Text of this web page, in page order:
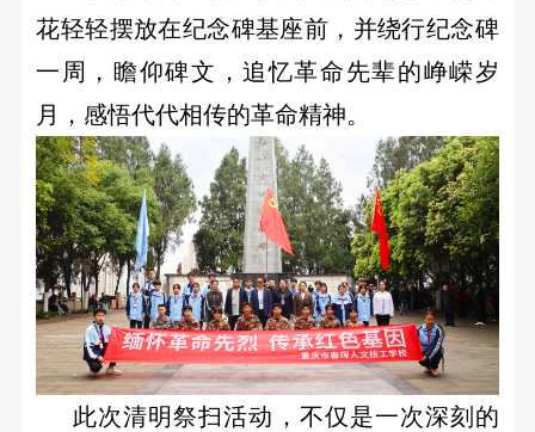
花轻轻摆放在纪念碑基座前，并绕行纪念碑
一周，瞻仰碑文，追忆革命先辈的峥嵘岁
月，感悟代代相传的革命精神。
此次清明祭扫活动，不仅是一次深刻的